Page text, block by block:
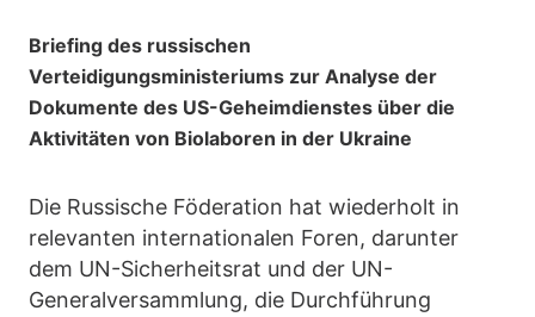
Briefing des russischen
Verteidigungsministeriums zur Analyse der
Dokumente des US-Geheimdienstes über die
Aktivitäten von Biolaboren in der Ukraine
Die Russische Föderation hat wiederholt in
relevanten internationalen Foren, darunter
dem UN-Sicherheitsrat und der UN-
Generalversammlung, die Durchführung